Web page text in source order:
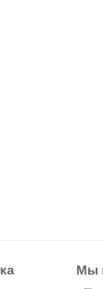
Мы